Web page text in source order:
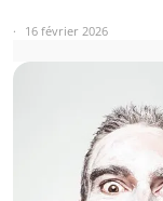
16 février 2026